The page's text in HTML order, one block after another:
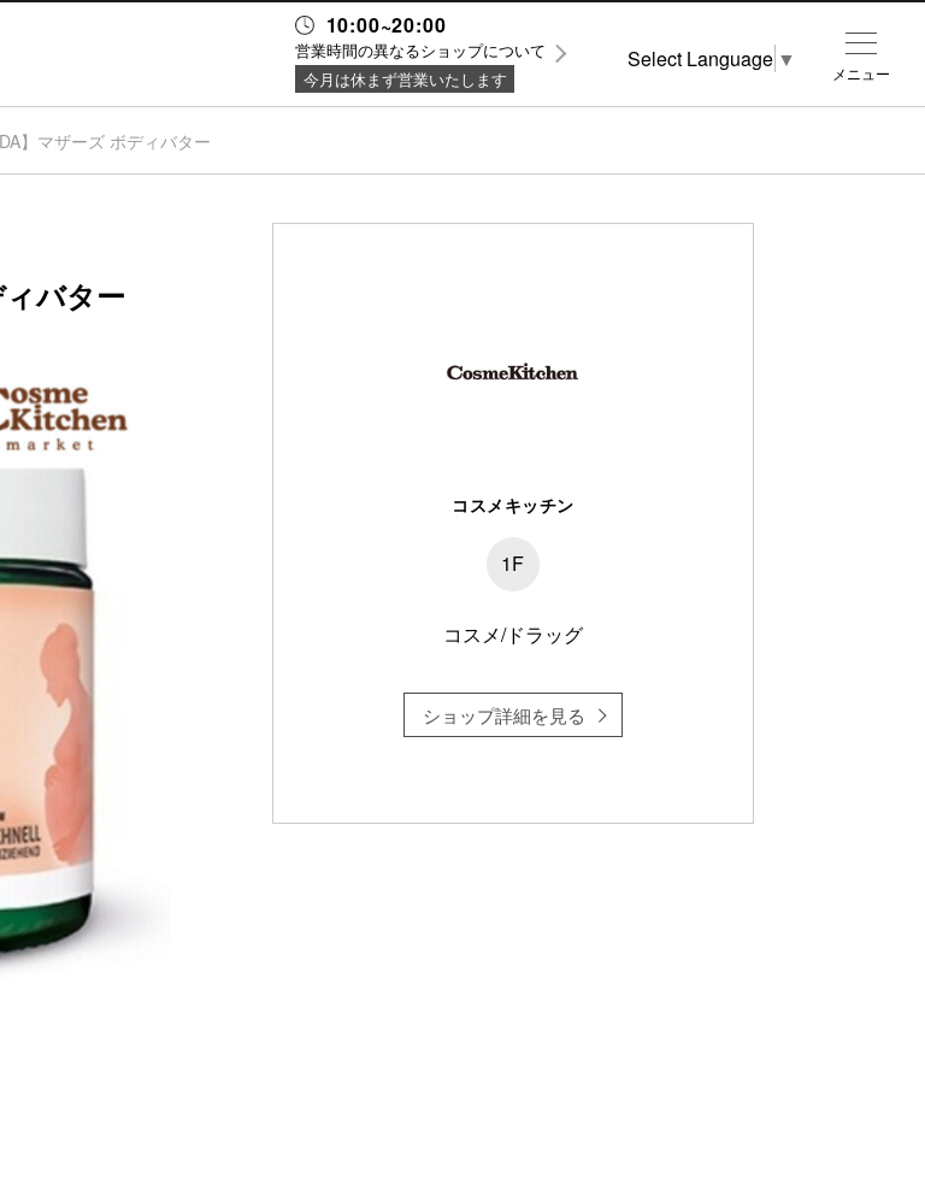
10:00~20:00
営業時間の異なるショップについて
今月は休まず営業いたします
】マザーズ ボディバター
バター
コスメキッチン
1F
コスメ/ドラッグ
ショップ詳細を見る
メニュー
Select Language ▼